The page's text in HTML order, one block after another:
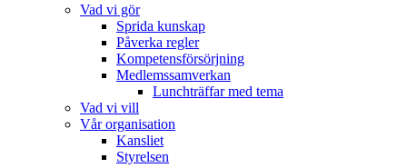
Vad vi gör
Sprida kunskap
Påverka regler
Kompetensförsörjning
Medlemssamverkan
Lunchträffar med tema
Vad vi vill
Vår organisation
Kansliet
Styrelsen